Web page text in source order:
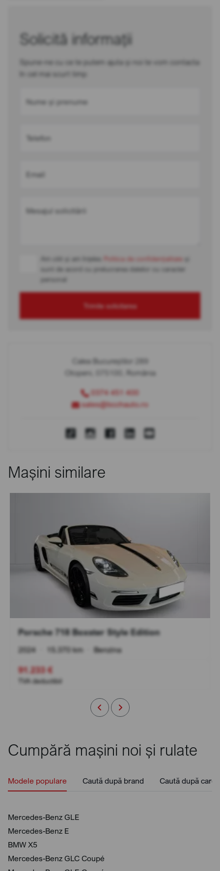
Solicită informații
Spune-ne cu ce te putem ajuta și noi te vom contacta
în cel mai scurt timp
Nume și prenume
Telefon
Email
Mesajul solicitării
Am citit și am înțeles Politica de confidențialitate
sunt de acord cu prelucrarea datelor cu caracter
personal
Trimite solicitarea
Calea Bucureștilor 289
Otopeni, 075100, România
0374 451 400
sales@bcchauto.ro
Mașini similare
Porsche 718 Boxster Style Edition
2024 15.370 km Benzina
91.233 €
TVA deductibil
Cumpără mașini noi și rulate
Modele populare Caută după brand Caută după
Mercedes-Benz GLE
Mercedes-Benz E
BMW X5
Mercedes-Benz GLC Coupé